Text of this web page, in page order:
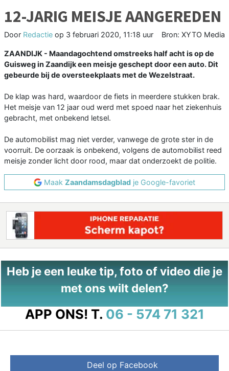
12-JARIG MEISJE AANGEREDEN
Door Redactie op 3 februari 2020, 11:18 uur Bron: XYTO Media
ZAANDIJK - Maandagochtend omstreeks half acht is op de
Guisweg in Zaandijk een meisje geschept door een auto. Dit
gebeurde bij de oversteekplaats met de Wezelstraat.
De klap was hard, waardoor de fiets in meerdere stukken brak.
Het meisje van 12 jaar oud werd met spoed naar het ziekenhuis
gebracht, met onbekend letsel.
De automobilist mag niet verder, vanwege de grote ster in de
voorruit. De oorzaak is onbekend, volgens de automobilist reed
meisje zonder licht door rood, maar dat onderzoekt de politie.
Maak Zaandamsdagblad je Google-favoriet
Heb je een leuke tip, foto of video die je
met ons wilt delen?
APP ONS! T. 06 - 574 71 321
Deel op Facebook